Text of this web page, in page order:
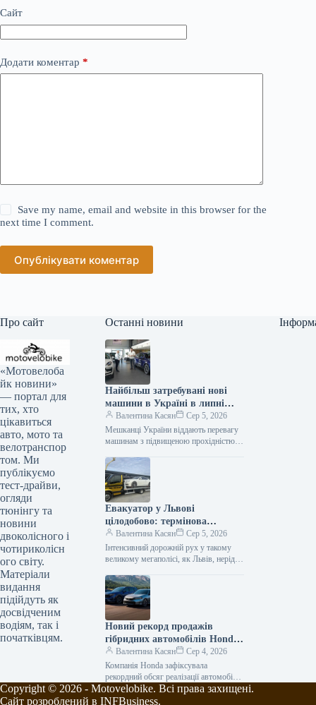
Сайт
Додати коментар *
Save my name, email and website in this browser for the
next time I comment.
Опублікувати коментар
Про сайт
«Мотовелоба
йк новини»
— портал для
тих, хто
цікавиться
авто, мото та
велотранспор
том. Ми
публікуємо
тест-драйви,
огляди
тюнінгу та
новини
двоколісного і
чотириколісн
ого світу.
Матеріали
видання
підійдуть як
досвідченим
водіям, так і
початківцям.
Останні новини
Найбільш затребувані нові
машини в Україні в липні
2026 року
Валентина Касян
Сер 5, 2026
Мешканці України віддають перевагу
машинам з підвищеною прохідністю.
2026 році домінують кросовери. За
липень місяць…
Евакуатор у Львові
цілодобово: термінова
автодопомога від Gold
Evakuator
Валентина Касян
Сер 5, 2026
Інтенсивний дорожній рух у такому
великому мегаполісі, як Львів, нерідко
ситуаціями, поломками або ДТП. У
подібних випадках водієві…
Новий рекорд продажів
гібридних автомобілів Honda
у Сполучених Штатах.
Валентина Касян
Сер 4, 2026
Компанія Honda зафіксувала
рекордний обсяг реалізації автомобілів
з гібридними силовими установками
на ринку Сполучених Штатів —
Copyright © 2026 - Motovelobike. Всі права захищені.
Сайт розроблений в INFBusiness.